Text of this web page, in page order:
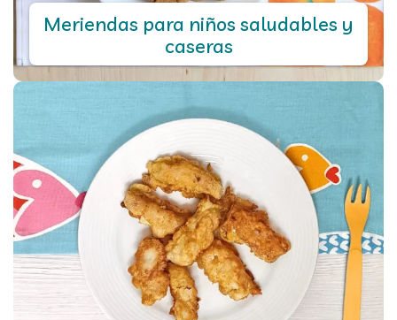
Meriendas para niños saludables y
caseras